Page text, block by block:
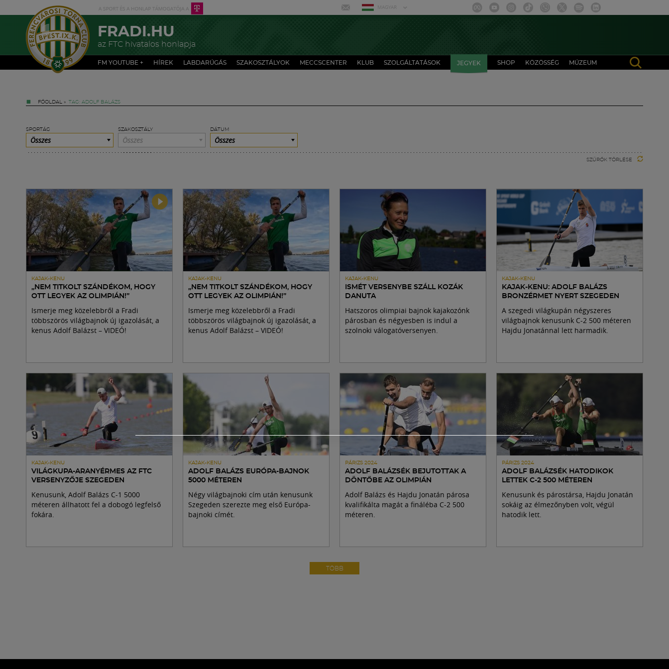
MAGYAR
FRADI.HU
az FTC hivatalos honlapja
FM YOUTUBE + HÍREK LABDARÚGÁS SZAKOSZTÁLYOK MECCSCENTER KLUB SZOLGÁLTATÁSOK JEGYEK SHOP KÖZÖSSÉG MÚZEUM
FŐOLDAL » TAG: ADOLF BALÁZS
SPORTÁG
Összes
SZAKOSZTÁLY
Összes
DÁTUM
Összes
SZŰRŐK TÖRLÉSE
KAJAK-KENU
„NEM TITKOLT SZÁNDÉKOM, HOGY
OTT LEGYEK AZ OLIMPIÁN!”
Ismerje meg közelebbről a Fradi
többszörös világbajnok új igazolását, a
kenus Adolf Balázst – VIDEÓ!
KAJAK-KENU
„NEM TITKOLT SZÁNDÉKOM, HOGY
OTT LEGYEK AZ OLIMPIÁN!”
Ismerje meg közelebbről a Fradi
többszörös világbajnok új igazolását, a
kenus Adolf Balázst – VIDEÓ!
KAJAK-KENU
ISMÉT VERSENYBE SZÁLL KOZÁK
DANUTA
Hatszoros olimpiai bajnok kajakozónk
párosban és négyesben is indul a
szolnoki válogatóversenyen.
KAJAK-KENU
KAJAK-KENU: ADOLF BALÁZS
BRONZÉRMET NYERT SZEGEDEN
A szegedi világkupán négyszeres
világbajnok kenusunk C-2 500 méteren
Hajdu Jonatánnal lett harmadik.
KAJAK-KENU
VILÁGKUPA-ARANYÉRMES AZ FTC
VERSENYZŐJE SZEGEDEN
Kenusunk, Adolf Balázs C-1 5000
méteren állhatott fel a dobogó legfelső
fokára.
KAJAK-KENU
ADOLF BALÁZS EURÓPA-BAJNOK
5000 MÉTEREN
Négy világbajnoki cím után kenusunk
Szegeden szerezte meg első Európa-
bajnoki címét.
PÁRIZS 2024
ADOLF BALÁZSÉK BEJUTOTTAK A
DÖNTŐBE AZ OLIMPIÁN
Adolf Balázs és Hajdu Jonatán párosa
kvalifikálta magát a fináléba C-2 500
méteren.
PÁRIZS 2024
ADOLF BALÁZSÉK HATODIKOK
LETTEK C-2 500 MÉTEREN
Kenusunk és párostársa, Hajdu Jonatán
sokáig az élmezőnyben volt, végül
hatodik lett.
TÖBB